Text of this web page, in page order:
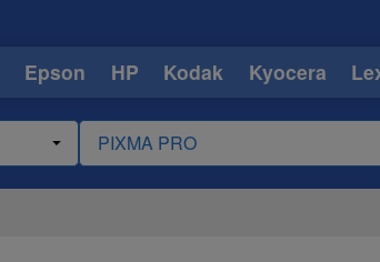
Epson HP Kodak Kyocera